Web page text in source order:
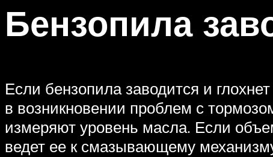
Бензопила
Если бензопила заводится и
в возникновении проблем с
измеряют уровень масла. Если
ведет ее к смазывающему